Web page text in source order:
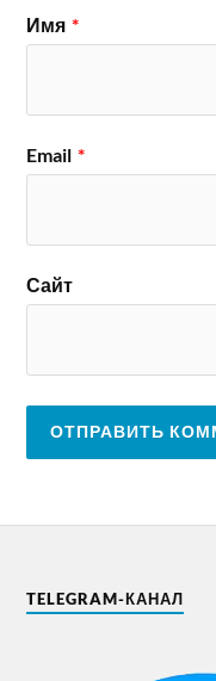
Имя *
Email *
Сайт
TELEGRAM-КАНАЛ